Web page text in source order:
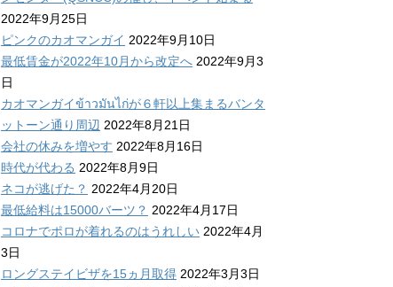
2022年9月25日
ピンクのカオマンガイ 2022年9月10日
最低賃金が2022年10月から改定へ 2022年9月3
日
カオマンガイข้าวมันไก่が６軒以上集まるバンタ
ットーン通り周辺 2022年8月21日
会社の休みを増やす 2022年8月16日
時代が代わる 2022年8月9日
ネコが逃げた？ 2022年4月20日
最低給料は15000バーツ？ 2022年4月17日
コロナでポロが着れるのはうれしい 2022年4月
3日
ロングステイビザを15ヵ月取得 2022年3月3日